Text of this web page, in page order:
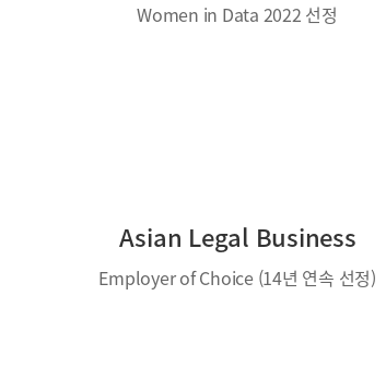
Women in Data 2022 선정
Asian Legal Business
Employer of Choice (14년 연속 선정)